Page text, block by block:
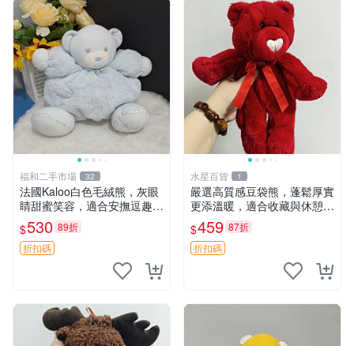
福和二手市場 32
法國Kaloo白色毛絨熊，灰眼
睛甜蜜笑容，適合安撫逗趣可
愛，柔軟面料手感佳。14 白
色安撫熊 毛絨玩具 寶寶逗樂
具
$530 89折
折扣碼
水星百貨 1
嚴選高質感豆袋熊，蓬鬆厚實
更添溫暖，適合收藏與休憩。
前胸填充飽滿，背部亦具優雅
設計。 豆袋熊 保暖 溫柔 蓬
松
$459 87折
折扣碼